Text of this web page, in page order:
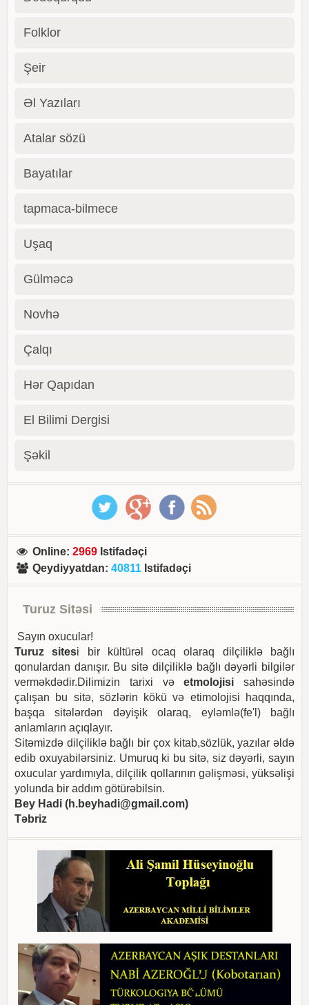
Folklor
Şeir
Əl Yazıları
Atalar sözü
Bayatılar
tapmaca-bilmece
Uşaq
Gülməcə
Novhə
Çalqı
Hər Qapıdan
El Bilimi Dergisi
Şəkil
Online:2969 Istifadəçi
Qeydiyyatdan:40811 Istifadəçi
Turuz Sitəsi
Sayın oxucular!
Turuz sitesi bir kültürəl ocaq olaraq dilçiliklə bağlı
qonulardan danışır. Bu sitə dilçiliklə bağlı dəyərli bilgilər
verməkdədir.Dilimizin tarixi vəetmolojisi sahəsində
çalışan bu sitə, sözlərin kökü və etimolojisi haqqında,
başqa sitələrdən dəyişik olaraq, eyləmlə(fe'l) bağlı
anlamların açıqlayır.
Sitəmizdə dilçiliklə bağlı bir çox kitab,sözlük, yazılar əldə
edib oxuyabilərsiniz. Umuruq ki bu sitə, siz dəyərli, sayın
oxucular yardımıyla, dilçilik qollarının gəlişməsi, yüksəlişi
yolunda bir addım götürəbilsin.
Bey Hadi (h.beyhadi@gmail.com)
Təbriz